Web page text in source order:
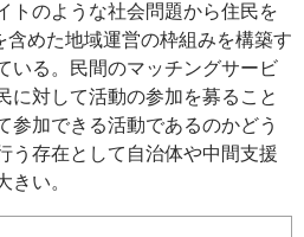
トのような社会問題から住民を
めた地域運営の枠組みを構築す
いる。民間のマッチングサービ
に対して活動の参加を募ること
参加できる活動であるのかどう
う存在として自治体や中間支援
きい。